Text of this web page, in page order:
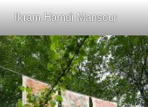
Ikram Hamdi Mansour